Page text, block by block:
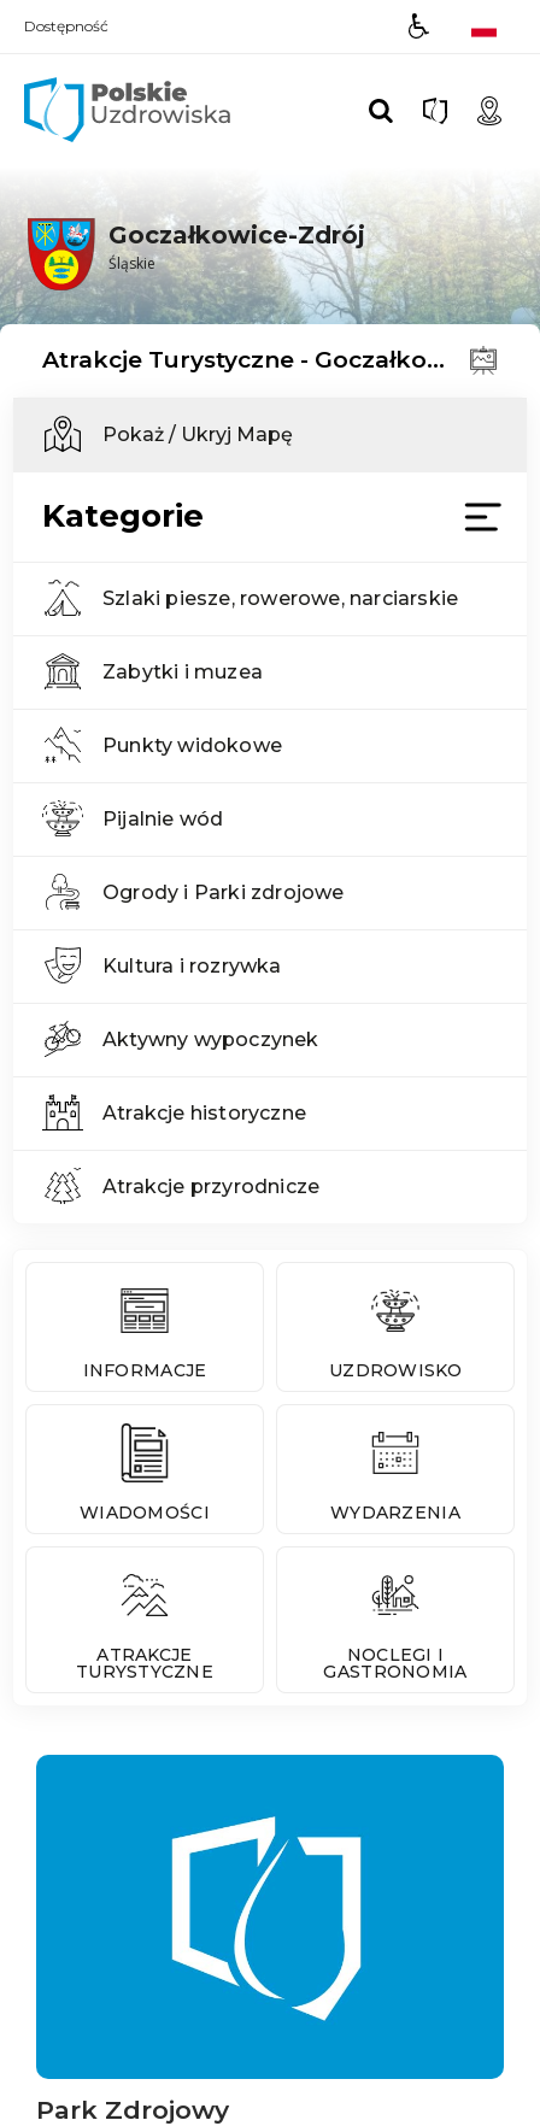
Dostępność
Goczałkowice-Zdrój
Śląskie
Atrakcje Turystyczne - Goczałkowice-Zdrój
Pokaż / Ukryj Mapę
Kategorie
Szlaki piesze, rowerowe, narciarskie
Zabytki i muzea
Punkty widokowe
Pijalnie wód
Ogrody i Parki zdrojowe
Kultura i rozrywka
Aktywny wypoczynek
Atrakcje historyczne
Atrakcje przyrodnicze
INFORMACJE UZDROWISKO
WIADOMOŚCI WYDARZENIA
ATRAKCJE
TURYSTYCZNE
NOCLEGI I
GASTRONOMIA
Park Zdrojowy